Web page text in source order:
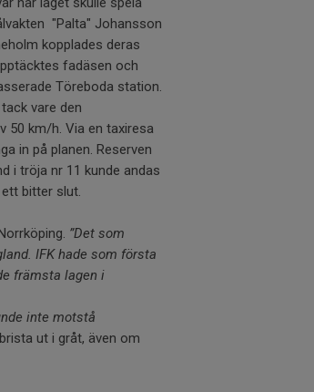
"Palta" Johansson
kopplades deras
fadäsen och
Töreboda station.
vare den
50 km/h. Via en taxiresa
in på planen. Reserven
i tröja nr 11 kunde andas
bitter slut.
”Det som
IFK hade som första
främsta lagen i
inte motstå
ut i gråt, även om